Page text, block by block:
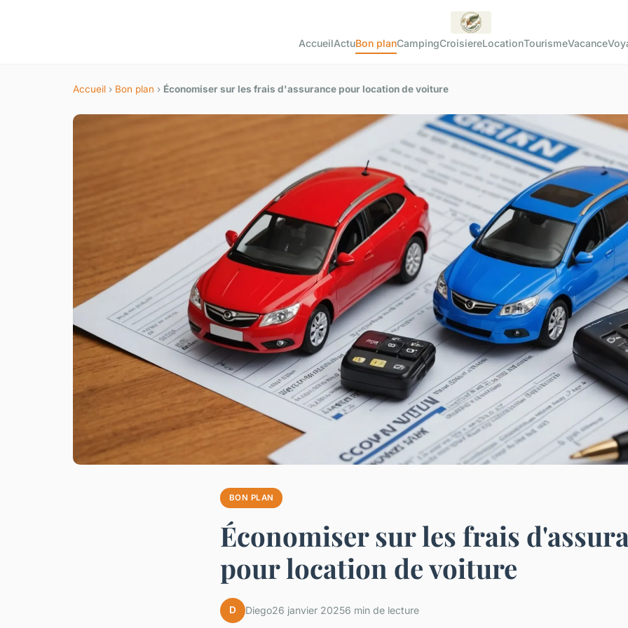
AccueilActuBon planCampingCroisiereLocationTourismeVacance
Accueil › Bon plan › Économiser sur les frais d'assurance pour location de voiture
BON PLAN
Économiser sur les frais
pour location de voiture
D Diego26 janvier 20256 min de lecture